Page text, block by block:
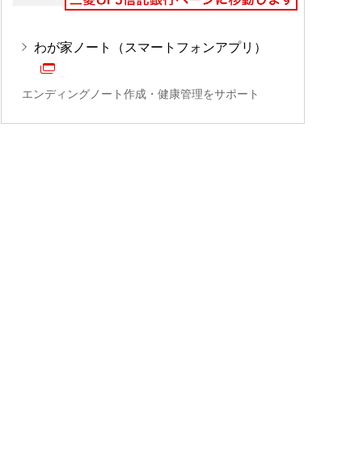
わが家ノート（スマートフォンアプリ）
エンディングノート作成・健康管理をサポート